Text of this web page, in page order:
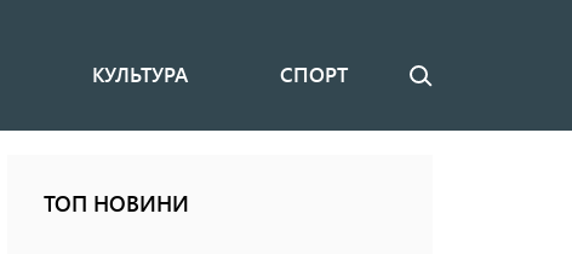
КУЛЬТУРА СПОРТ Поиск
ТОП НОВИНИ